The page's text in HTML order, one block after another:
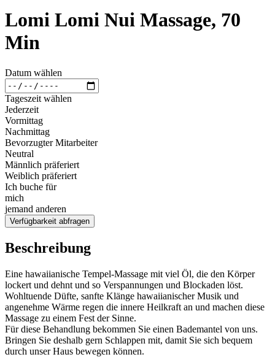
Lomi Lomi Nui Massage, 70
Min
Datum wählen
Tageszeit wählen
Jederzeit
Vormittag
Nachmittag
Bevorzugter Mitarbeiter
Neutral
Männlich präferiert
Weiblich präferiert
Ich buche für
mich
jemand anderen
Verfügbarkeit abfragen
Beschreibung
Eine hawaiianische Tempel-Massage mit viel Öl, die den Körper
lockert und dehnt und so Verspannungen und Blockaden löst.
Wohltuende Düfte, sanfte Klänge hawaiianischer Musik und
angenehme Wärme regen die innere Heilkraft an und machen diese
Massage zu einem Fest der Sinne.
Für diese Behandlung bekommen Sie einen Bademantel von uns.
Bringen Sie deshalb gern Schlappen mit, damit Sie sich bequem
durch unser Haus bewegen können.